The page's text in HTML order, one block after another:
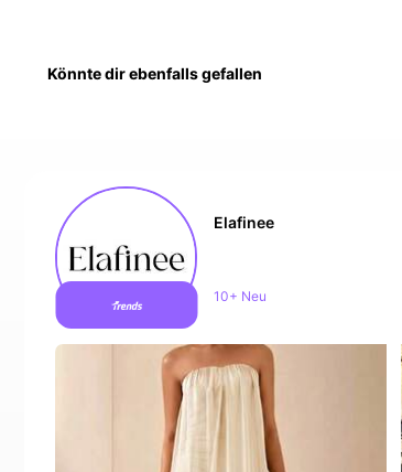
Könnte dir ebenfalls gefallen
Elafinee